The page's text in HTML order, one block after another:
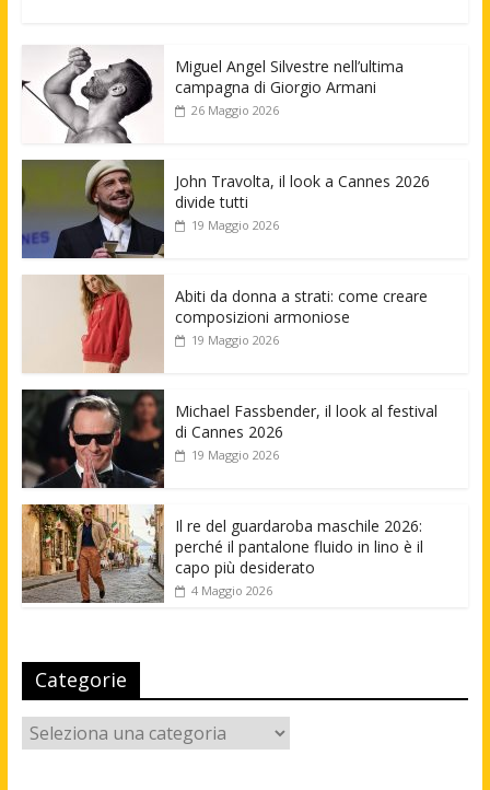
Miguel Angel Silvestre nell’ultima
campagna di Giorgio Armani
26 Maggio 2026
John Travolta, il look a Cannes 2026
divide tutti
19 Maggio 2026
Abiti da donna a strati: come creare
composizioni armoniose
19 Maggio 2026
Michael Fassbender, il look al festival
di Cannes 2026
19 Maggio 2026
Il re del guardaroba maschile 2026:
perché il pantalone fluido in lino è il
capo più desiderato
4 Maggio 2026
Categorie
Categorie